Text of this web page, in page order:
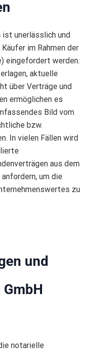
unerlässlich und
im Rahmen der
eingefordert werden.
aktuelle
über Verträge und
ermöglichen es
Bild vom
bzw.
In vielen Fällen wird
aus dem
um die
zu
und
notarielle